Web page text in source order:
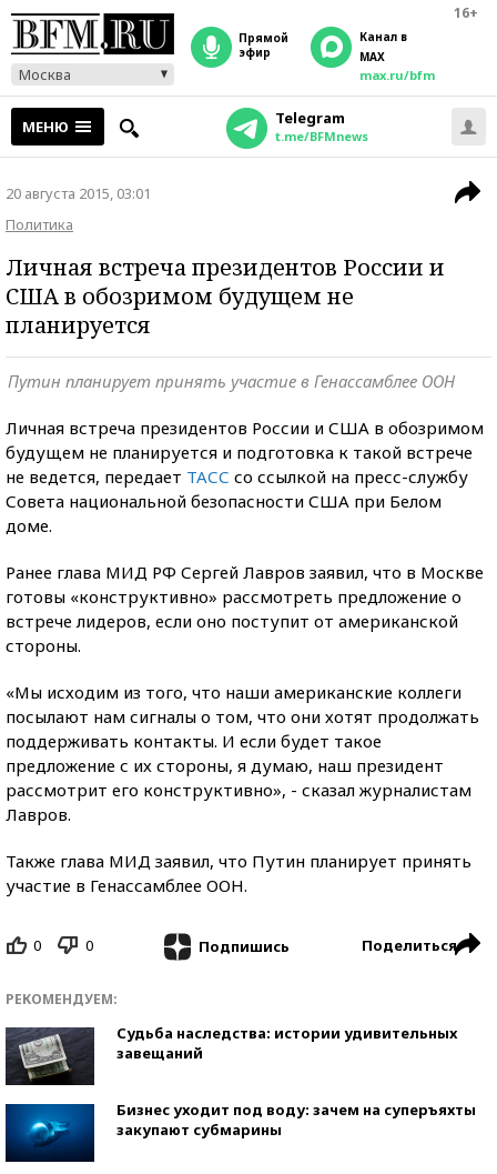
16+
Москва
прямой
эфир
Канал в
MAX
max.ru/bfm
МЕНЮ Telegram
t.me/BFMnews
20 августа 2015, 03:01
Политика
Личная встреча президентов России и
США в обозримом будущем не
планируется
Путин планирует принять участие в Генассамблее ООН
Личная встреча президентов России и США в обозримом
будущем не планируется и подготовка к такой встрече
не ведется, передает ТАСС со ссылкой на пресс-службу
Совета национальной безопасности США при Белом
доме.
Ранее глава МИД РФ Сергей Лавров заявил, что в Москве
готовы «конструктивно» рассмотреть предложение о
встрече лидеров, если оно поступит от американской
стороны.
«Мы исходим из того, что наши американские коллеги
посылают нам сигналы о том, что они хотят продолжать
поддерживать контакты. И если будет такое
предложение с их стороны, я думаю, наш президент
рассмотрит его конструктивно», - сказал журналистам
Лавров.
Также глава МИД заявил, что Путин планирует принять
участие в Генассамблее ООН.
0 0 Подпишись Поделиться
РЕКОМЕНДУЕМ:
Судьба наследства: истории удивительных
завещаний
Бизнес уходит под воду: зачем на суперъяхты
закупают субмарины